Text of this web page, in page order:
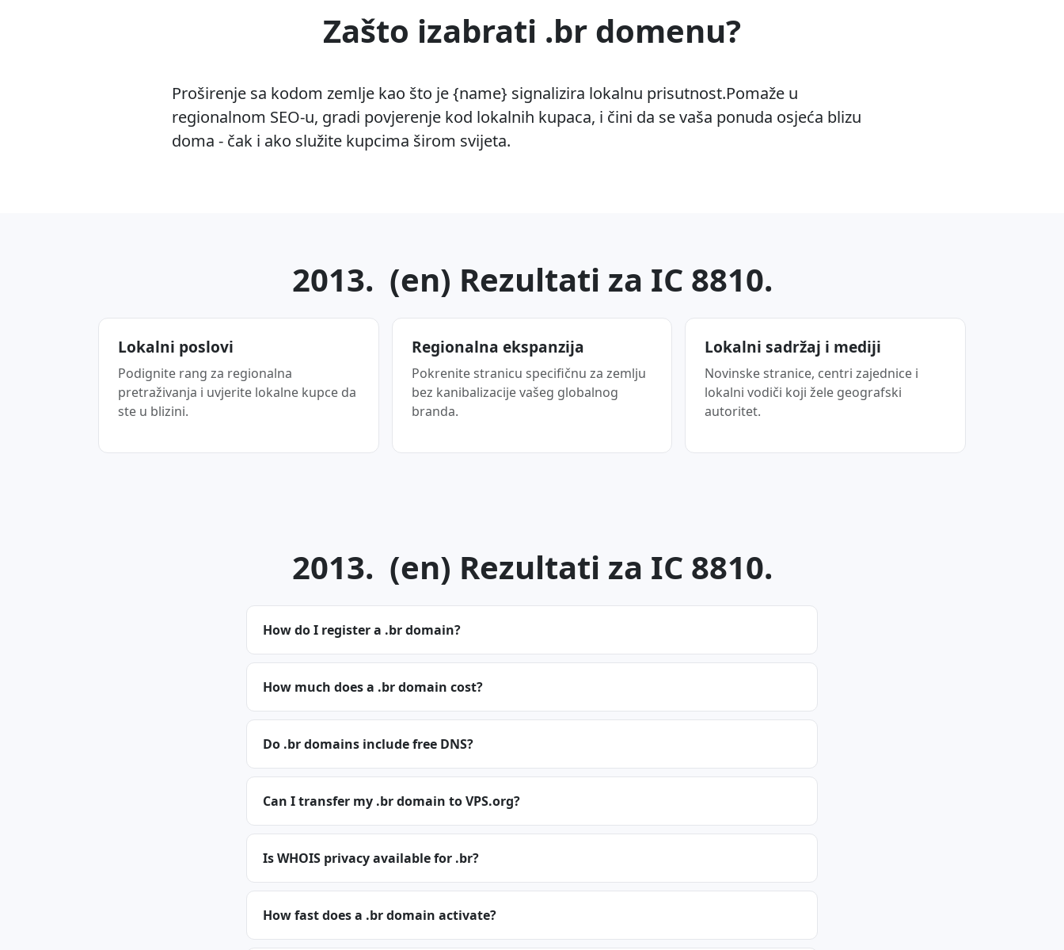
Zašto izabrati .br domenu?
Proširenje sa kodom zemlje kao što je {name} signalizira lokalnu prisutnost.Pomaže u
regionalnom SEO-u, gradi povjerenje kod lokalnih kupaca, i čini da se vaša ponuda osjeća blizu
doma - čak i ako služite kupcima širom svijeta.
2013. (en) Rezultati za IC 8810.
Lokalni poslovi
Podignite rang za regionalna
pretraživanja i uvjerite lokalne kupce da
ste u blizini.
Regionalna ekspanzija
Pokrenite stranicu specifičnu za zemlju
bez kanibalizacije vašeg globalnog
branda.
Lokalni sadržaj i mediji
Novinske stranice, centri zajednice i
lokalni vodiči koji žele geografski
autoritet.
2013. (en) Rezultati za IC 8810.
How do I register a .br domain?
How much does a .br domain cost?
Do .br domains include free DNS?
Can I transfer my .br domain to VPS.org?
Is WHOIS privacy available for .br?
How fast does a .br domain activate?